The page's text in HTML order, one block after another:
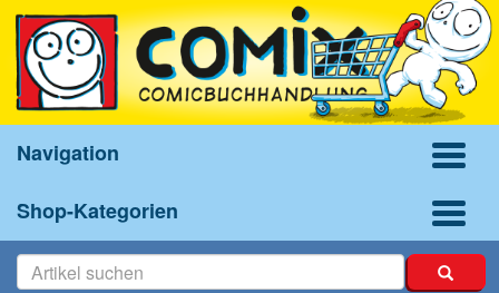
Navigation
Shop-Kategorien